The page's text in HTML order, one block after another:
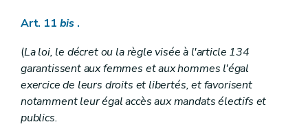
Titre V
Art. 171
Art. 172
Art. 173
Art. 174
Art. 175
Art. 176
Art. 177
Art. 11 bis .
(La loi, le décret ou la règle visée à l'article 134
garantissent aux femmes et aux hommes l'égal
exercice de leurs droits et libertés, et favorisent
notamment leur égal accès aux mandats électifs et
publics.